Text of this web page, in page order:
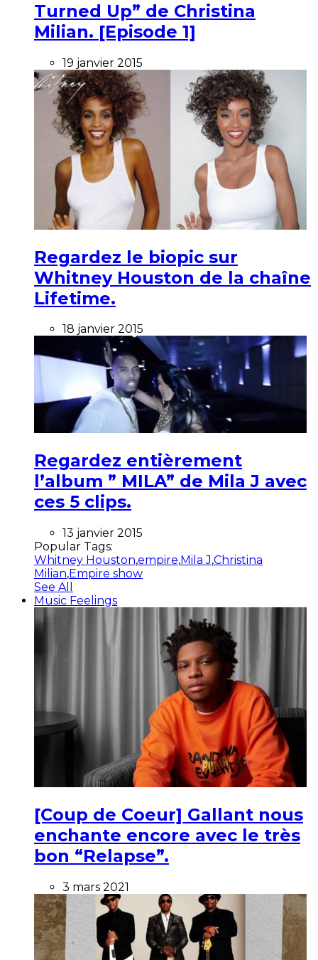
Turned Up” de Christina
Milian. [Episode 1]
19 janvier 2015
Regardez le biopic sur
Whitney Houston de la chaîne
Lifetime.
18 janvier 2015
Regardez entièrement
l’album ” MILA” de Mila J avec
ces 5 clips.
13 janvier 2015
Popular Tags:
Whitney Houston,empire,Mila J,Christina
Milian,Empire show
See All
Music Feelings
[Coup de Coeur] Gallant nous
enchante encore avec le très
bon “Relapse”.
3 mars 2021